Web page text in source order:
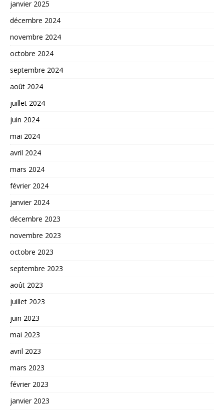
janvier 2025
décembre 2024
novembre 2024
octobre 2024
septembre 2024
août 2024
juillet 2024
juin 2024
mai 2024
avril 2024
mars 2024
février 2024
janvier 2024
décembre 2023
novembre 2023
octobre 2023
septembre 2023
août 2023
juillet 2023
juin 2023
mai 2023
avril 2023
mars 2023
février 2023
janvier 2023